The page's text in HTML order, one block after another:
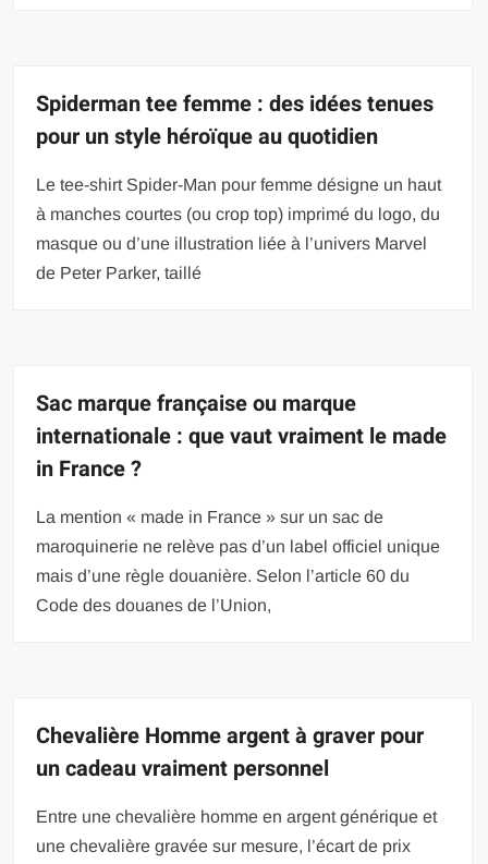
Spiderman tee femme : des idées tenues
pour un style héroïque au quotidien
Le tee-shirt Spider-Man pour femme désigne un haut
à manches courtes (ou crop top) imprimé du logo, du
masque ou d’une illustration liée à l’univers Marvel
de Peter Parker, taillé
Sac marque française ou marque
internationale : que vaut vraiment le made
in France ?
La mention « made in France » sur un sac de
maroquinerie ne relève pas d’un label officiel unique
mais d’une règle douanière. Selon l’article 60 du
Code des douanes de l’Union,
Chevalière Homme argent à graver pour
un cadeau vraiment personnel
Entre une chevalière homme en argent générique et
une chevalière gravée sur mesure, l’écart de prix